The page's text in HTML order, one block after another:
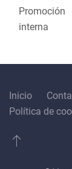
Promoción
interna
Inicio
Política de